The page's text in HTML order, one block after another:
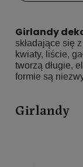
Girlandy
składające się
kwiaty, liście,
tworzą długie,
formie są
Girlandy